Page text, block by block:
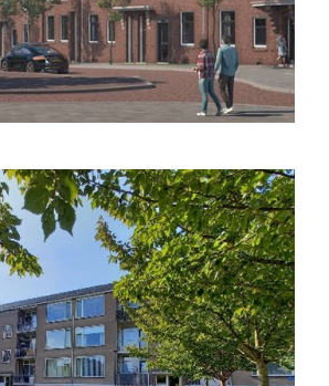
CKBD
Zoetermeer